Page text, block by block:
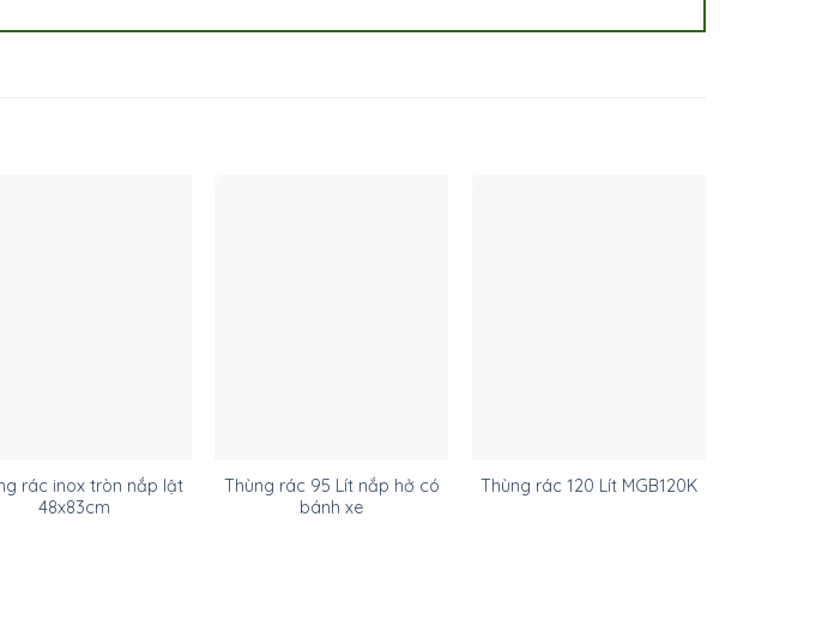
rác inox tròn nắp lật
48x83cm
Thùng rác 95 Lít nắp hở có
bánh xe
Thùng rác 120 Lít MGB120K